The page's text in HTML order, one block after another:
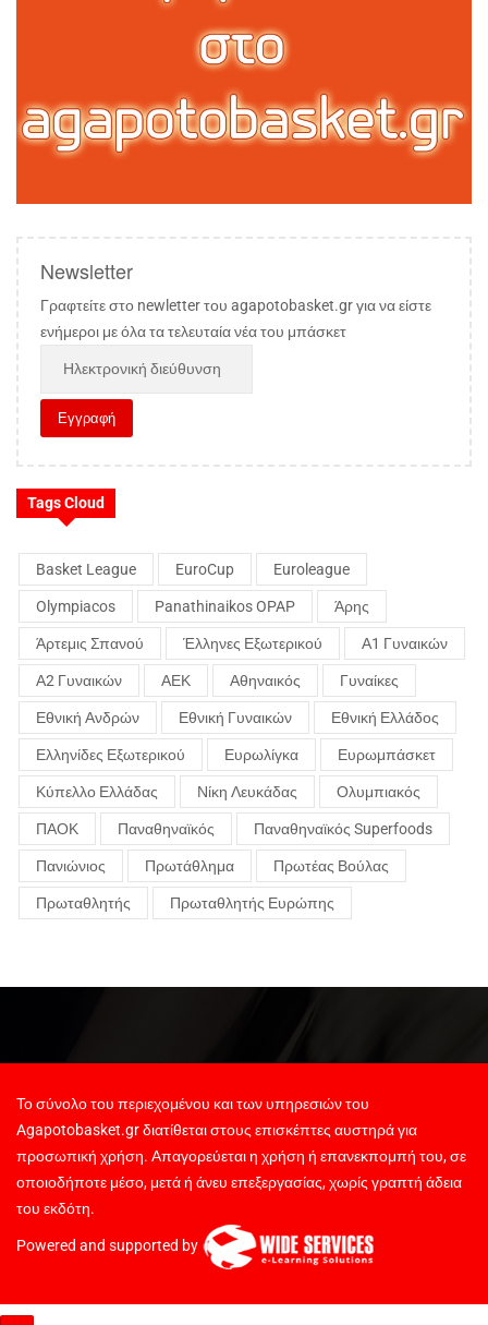
Newsletter
Γραφτείτε στο newletter του agapotobasket.gr για να είστε
ενήμεροι με όλα τα τελευταία νέα του μπάσκετ
Tags Cloud
Basket League EuroCup Euroleague
Olympiacos Panathinaikos OPAP Άρης
Άρτεμις Σπανού Έλληνες Εξωτερικού Α1 Γυναικών
Α2 Γυναικών ΑΕΚ Αθηναικός Γυναίκες
Εθνική Ανδρών Εθνική Γυναικών Εθνική Ελλάδος
Ελληνίδες Εξωτερικού Ευρωλίγκα Ευρωμπάσκετ
Κύπελλο Ελλάδας Νίκη Λευκάδας Ολυμπιακός
ΠΑΟΚ Παναθηναϊκός Παναθηναϊκός Superfoods
Πανιώνιος Πρωτάθλημα Πρωτέας Βούλας
Πρωταθλητής Πρωταθλητής Ευρώπης
Το σύνολο του περιεχομένου και των υπηρεσιών του
Agapotobasket.gr διατίθεται στους επισκέπτες αυστηρά για
προσωπική χρήση. Απαγορεύεται η χρήση ή επανεκπομπή του, σε
οποιοδήποτε μέσο, μετά ή άνευ επεξεργασίας, χωρίς γραπτή άδεια
του εκδότη.
Powered and supported by